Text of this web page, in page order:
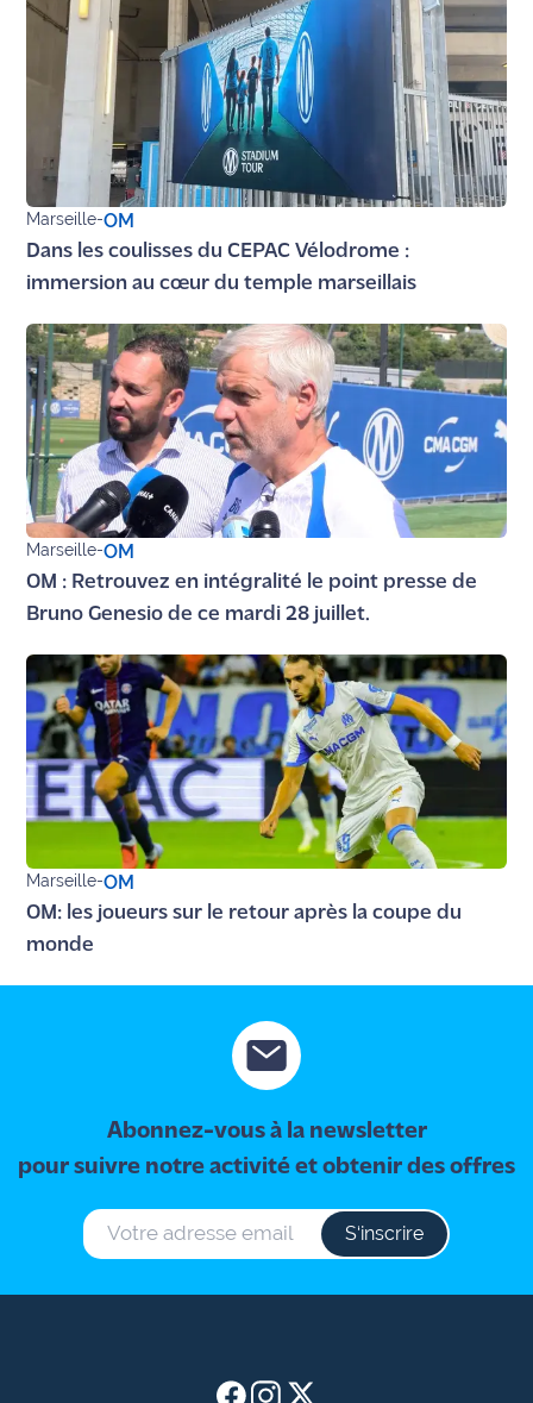
Marseille-OM
Dans les coulisses du CEPAC Vélodrome :
immersion au cœur du temple marseillais
Marseille-OM
OM : Retrouvez en intégralité le point presse de
Bruno Genesio de ce mardi 28 juillet.
Marseille-OM
OM: les joueurs sur le retour après la coupe du
monde
Abonnez-vous à la newsletter
pour suivre notre activité et obtenir des offres
S‘inscrire